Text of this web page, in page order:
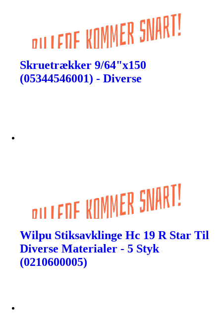
Skruetrækker 9/64"x150
(05344546001) - Diverse
Wilpu Stiksavklinge Hc 19 R Star Til
Diverse Materialer - 5 Styk
(0210600005)